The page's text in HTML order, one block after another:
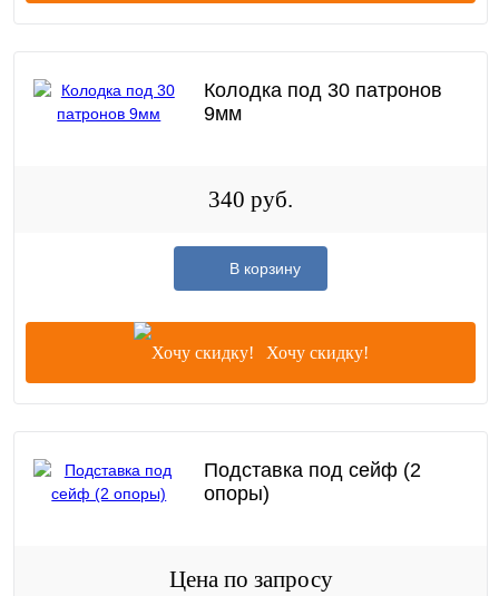
Колодка под 30 патронов
9мм
340 руб.
В корзину
Хочу скидку!
Подставка под сейф (2
опоры)
Цена по запросу